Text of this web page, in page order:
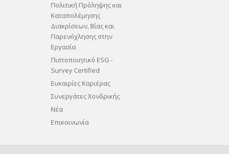
Πολιτική Πρόληψης και
Καταπολέμησης
Διακρίσεων, Βίας και
Παρενόχλησης στην
Εργασία
Πιστοποιητικό ESG -
Survey Certified
Ευκαιρίες Καριέρας
Συνεργάτες Χονδρικής
Νέα
Επικοινωνία